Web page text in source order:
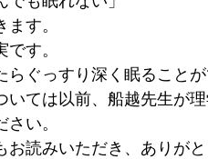
ます。
す。
らぐっすり深く眠ること
いては以前、船越先生が
い。
お読みいただき、ありが